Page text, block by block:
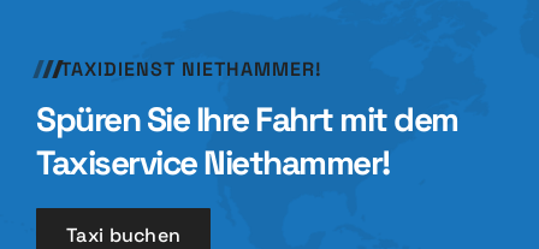
TAXIDIENST NIETHAMMER!
Spüren Sie Ihre Fahrt mit dem
Taxiservice Niethammer!
Taxi buchen